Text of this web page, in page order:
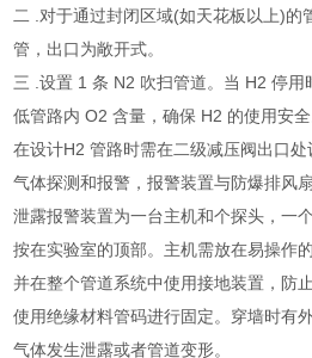
二 .对于通过封闭区域(如天花板以上)的
管，出口为敞开式。
三 .设置 1 条 N2 吹扫管道。当 H2 停
低管路内 O2 含量，确保 H2 的使用安全
在设计H2 管路时需在二级减压阀出口
气体探测和报警，报警装置与防爆排风扇
泄露报警装置为一台主机和个探头，一
按在实验室的顶部。主机需放在易操作
并在整个管道系统中使用接地装置，防
使用绝缘材料管码进行固定。穿墙时有
气体发生泄露或者管道变形。